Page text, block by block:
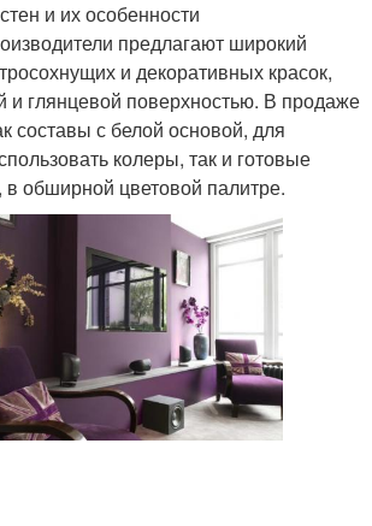
и их особенности
предлагают широкий
и декоративных красок,
и глянцевой поверхностью. В продаже
составы с белой основой, для
колеры, так и готовые
в обширной цветовой палитре.